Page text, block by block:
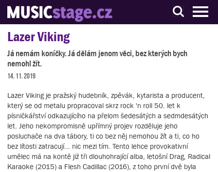
S muzikanty pro muzikanty
Lazer Viking
Já nemám koníčky. Já dělám jenom věci, bez kterých bych
nemohl žít.
14. 11. 2019
Lazer Viking je pražský hudebník, zpěvák, kytarista a producent,
který se od metalu propracoval skrz rock 'n roll 50. let k
písničkářství odkazujícího na přelom šedesátých a sedmdesátých
let. Jeho nekompromisně upřímný projev rozděluje jeho
posluchače na dva tábory, ti co bez něj nemohou žít a ti, co ho
bez lítosti zatracují... nic mezi tím. Tento lehce provokativní
umělec má na kontě již tři dlouhohrající alba, letošní Drag, Radical
Karaoke (2015) a Flesh Cadillac (2016), z toho první dvě byla